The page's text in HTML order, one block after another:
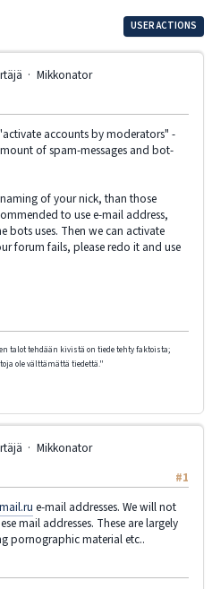
USER ACTIONS
Mikkonator
accounts by moderators" -
of spam-messages and bot-
of your nick, than those
to use e-mail address,
bots uses. Then we can activate
forum fails, please redo it and use
talot tehdään kivistä on tiede tehty faktoista;
ole välttämättä tiedettä."
Mikkonator
#1
mail.ru e-mail addresses. We will not
mail addresses. These are largely
pornographic material etc..